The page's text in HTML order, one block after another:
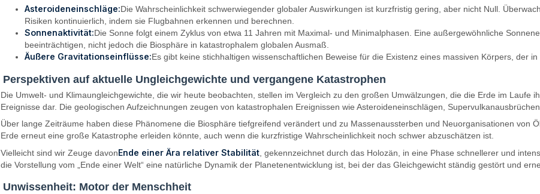
Asteroideneinschläge:Die Wahrscheinlichkeit schwerwiegender globaler Auswirkungen ist kurzfristig gering, aber nicht Null.
Risiken kontinuierlich, indem sie Flugbahnen erkennen und berechnen.
Sonnenaktivität:Die Sonne folgt einem Zyklus von etwa 11 Jahren mit Maximal- und Minimalphasen. Eine außergewöhnliche
beeinträchtigen, nicht jedoch die Biosphäre in katastrophalem globalen Ausmaß.
Äußere Gravitationseinflüsse:Es gibt keine stichhaltigen wissenschaftlichen Beweise für die Existenz eines massiven Körpers, der
Perspektiven auf aktuelle Ungleichgewichte und vergangene Katastrophen
Die Umwelt- und Klimaungleichgewichte, die wir heute beobachten, stellen im Vergleich zu den großen Umwälzungen, die die Erde im Laufe
Ereignisse dar. Die geologischen Aufzeichnungen zeugen von katastrophalen Ereignissen wie Asteroideneinschlägen,
Über lange Zeiträume haben diese Phänomene die Biosphäre tiefgreifend verändert und zu Massenaussterben und Neuorganisationen von
Erde erneut eine große Katastrophe erleiden könnte, auch wenn die kurzfristige Wahrscheinlichkeit noch schwer abzuschätzen ist.
Vielleicht sind wir Zeuge davonEnde einer Ära relativer Stabilität , gekennzeichnet durch das Holozän, in eine Phase schnellerer und
die Vorstellung vom „Ende einer Welt“ eine natürliche Dynamik der Planetenentwicklung ist, bei der das Gleichgewicht ständig gestört und
Unwissenheit: Motor der Menschheit